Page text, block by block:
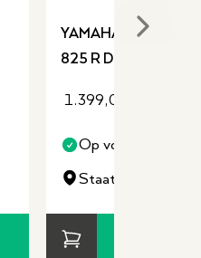
YAMAHA
825 R DIGITALE
1.399,00
Op voorraad
Staat opgesteld in
Next